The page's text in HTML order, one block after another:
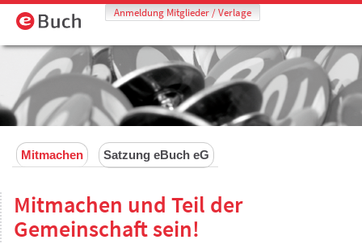
Anmeldung Mitglieder / Verlage
Mitmachen Satzung eBuch eG
Mitmachen und Teil der
Gemeinschaft sein!